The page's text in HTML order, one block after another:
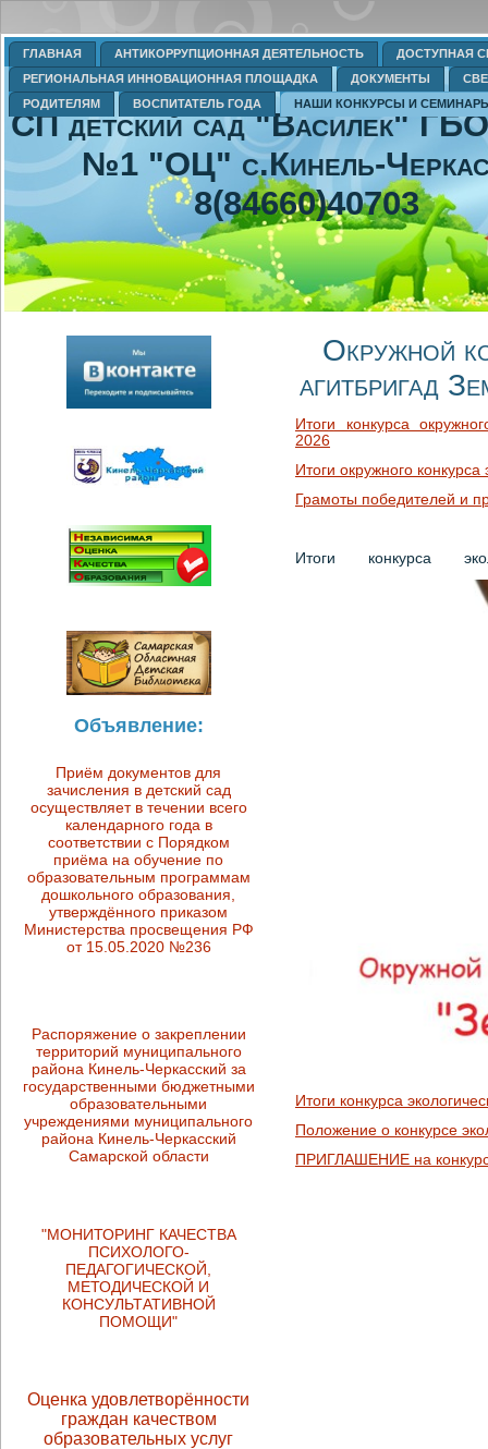
ГЛАВНАЯ АНТИКОРРУПЦИОННАЯ ДЕЯТЕЛЬНОСТЬ
ДОСТУПНАЯ
РЕГИОНАЛЬНАЯ ИННОВАЦИОННАЯ ПЛОЩАДКА
ДОКУМЕНТЫ
РОДИТЕЛЯМ
ВОСПИТАТЕЛЬ ГОДА НАШИ КОНКУРСЫ И
СП детский сад "Василек"
№1 "ОЦ" с.Кинель-
8(84660)40703
Объявление:
Приём документов для
зачисления в детский сад
осуществляет в течении всего
календарного года в
соответствии с Порядком
приёма на обучение по
образовательным программам
дошкольного образования,
утверждённого приказом
Министерства просвещения РФ
от 15.05.2020 №236
Распоряжение о закреплении
территорий муниципального
района Кинель-Черкасский за
государственными бюджетными
образовательными
учреждениями муниципального
района Кинель-Черкасский
Самарской области
"МОНИТОРИНГ КАЧЕСТВА
ПСИХОЛОГО-
ПЕДАГОГИЧЕСКОЙ,
МЕТОДИЧЕСКОЙ И
КОНСУЛЬТАТИВНОЙ
ПОМОЩИ"
Оценка удовлетворённости
граждан качеством
образовательных услуг
Окружной
агитбригад
Итоги конкурса
2026
Итоги окружного
Грамоты победителей и
Итоги конкурса
Итоги конкурса
Положение о конкурсе
ПРИГЛАШЕНИЕ на конкурс